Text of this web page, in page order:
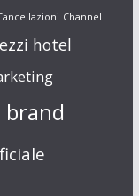
Channel
hotel